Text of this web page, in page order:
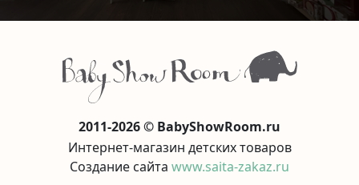
2011-2026 © BabyShowRoom.ru
Интернет-магазин детских товаров
Создание сайта www.saita-zakaz.ru